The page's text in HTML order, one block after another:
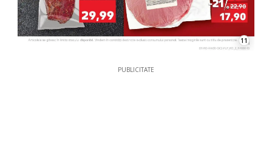
11
PUBLICITATE